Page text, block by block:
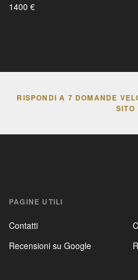
1400 €
RISPONDI A 7 DOMANDE
SITO
PAGINE UTILI
Contatti
Recensioni su Google